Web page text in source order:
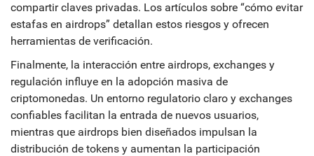
compartir claves privadas. Los artículos sobre “cómo evitar
estafas en airdrops” detallan estos riesgos y ofrecen
herramientas de verificación.
Finalmente, la interacción entre airdrops, exchanges y
regulación influye en la adopción masiva de
criptomonedas. Un entorno regulatorio claro y exchanges
confiables facilitan la entrada de nuevos usuarios,
mientras que airdrops bien diseñados impulsan la
distribución de tokens y aumentan la participación